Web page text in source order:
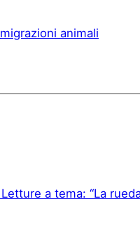
migrazioni animali
Letture a tema: “La